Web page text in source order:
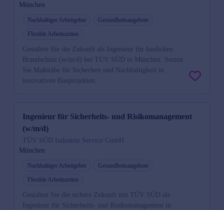
München
Nachhaltiger Arbeitgeber
Gesundheitsangebote
Flexible Arbeitszeiten
Gestalten Sie die Zukunft als Ingenieur für baulichen
Brandschutz (w/m/d) bei TÜV SÜD in München. Setzen
Sie Maßstäbe für Sicherheit und Nachhaltigkeit in
innovativen Bauprojekten.
Ingenieur für Sicherheits- und Risikomanagement
(w/m/d)
TÜV SÜD Industrie Service GmbH
München
Nachhaltiger Arbeitgeber
Gesundheitsangebote
Flexible Arbeitszeiten
Gestalten Sie die sichere Zukunft mit TÜV SÜD als
Ingenieur für Sicherheits- und Risikomanagement in